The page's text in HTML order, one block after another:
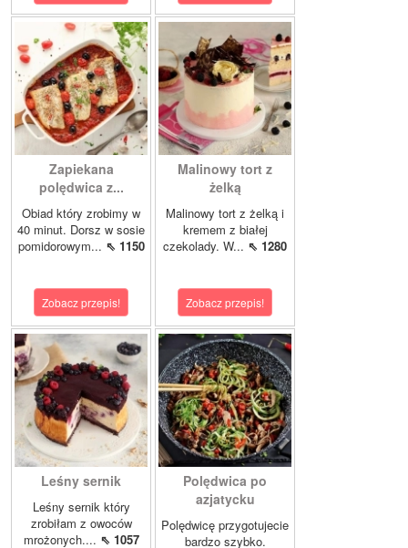
Zapiekana
polędwica z...
Obiad który zrobimy w
40 minut. Dorsz w sosie
pomidorowym... ⇖ 1150
Zobacz przepis!
Malinowy tort z
żelką
Malinowy tort z żelką i
kremem z białej
czekolady. W... ⇖ 1280
Zobacz przepis!
Leśny sernik
Leśny sernik który
zrobiłam z owoców
mrożonych.... ⇖ 1057
Polędwica po
azjatycku
Polędwicę przygotujecie
bardzo szybko.